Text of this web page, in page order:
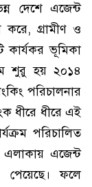
দেশে এজেন্ট
করে, গ্রামীণ ও
কার্যকর ভূমিকা
শুরু হয় ২০১৪
পরিচালনার
ধীরে ধীরে এই
পরিচালিত
এলাকায় এজেন্ট
পেয়েছে। ফলে